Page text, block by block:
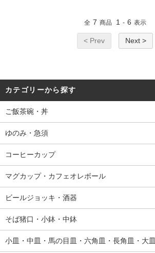
全 7 商品 1 - 6 表示
< Prev Next >
カテゴリーから探す
ご飯茶碗・丼
ゆのみ・急須
コーヒーカップ
マグカップ・カフェオレボール
ビールジョッキ・酒器
そば猪口・小鉢・中鉢
小皿・中皿・馬の目皿・六角皿・長角皿・大皿